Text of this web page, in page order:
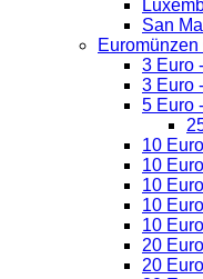
San
Euromünzen
3 Euro
3 Euro
5 Euro
10
10
10
10
10
20
20